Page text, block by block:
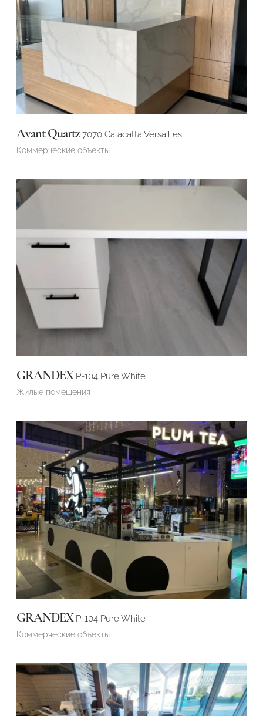
Avant Quartz7070 Calacatta Versailles
Коммерческие объекты
GRANDEX P-104 Pure White
Жилые помещения
GRANDEX P-104 Pure White
Коммерческие объекты